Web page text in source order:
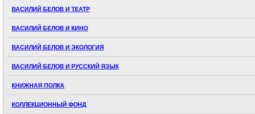
ВАСИЛИЙ БЕЛОВ И ТЕАТР
ВАСИЛИЙ БЕЛОВ И КИНО
ВАСИЛИЙ БЕЛОВ И ЭКОЛОГИЯ
ВАСИЛИЙ БЕЛОВ И РУССКИЙ ЯЗЫК
КНИЖНАЯ ПОЛКА
КОЛЛЕКЦИОННЫЙ ФОНД